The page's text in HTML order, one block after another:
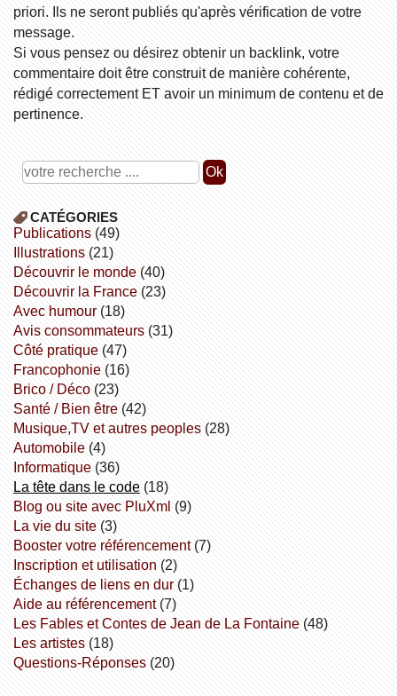
priori. Ils ne seront publiés qu'après vérification de votre
message.
Si vous pensez ou désirez obtenir un backlink, votre
commentaire doit être construit de manière cohérente,
rédigé correctement ET avoir un minimum de contenu et de
pertinence.
CATÉGORIES
publications(49)
illustrations(21)
découvrir le monde(40)
découvrir la France(23)
avec humour(18)
avis consommateurs(31)
côté pratique(47)
Francophonie(16)
Brico / Déco(23)
Santé / Bien être(42)
Musique,TV et autres peoples(28)
Automobile(4)
informatique(36)
la tête dans le code(18)
Blog ou site avec PluXml (9)
la vie du site(3)
booster votre référencement(7)
inscription et utilisation (2)
échanges de liens en dur(1)
aide au référencement(7)
Les Fables et Contes de Jean de La Fontaine(48)
Les artistes(18)
Questions-Réponses(20)